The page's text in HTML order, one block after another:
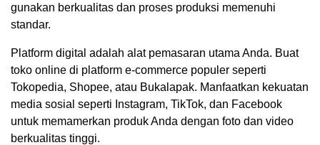
gunakan berkualitas dan proses produksi memenuhi
standar.
Platform digital adalah alat pemasaran utama Anda. Buat
toko online di platform e-commerce populer seperti
Tokopedia, Shopee, atau Bukalapak. Manfaatkan kekuatan
media sosial seperti Instagram, TikTok, dan Facebook
untuk memamerkan produk Anda dengan foto dan video
berkualitas tinggi.